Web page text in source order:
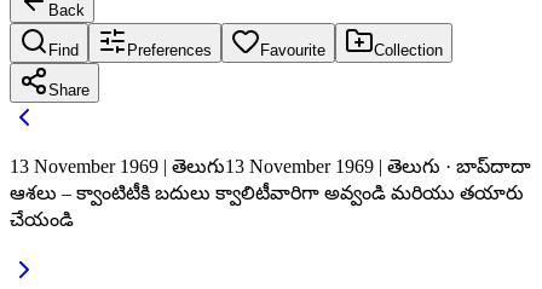
Back
Find Preferences Favourite Collection
Share
13 November 1969 | తెలుగు13 November 1969 | తెలుగు · బాప్‌దాదా
ఆశలు – క్వాంటిటీకి బదులు క్వాలిటీవారిగా అవ్వండి మరియు తయారు
చేయండి